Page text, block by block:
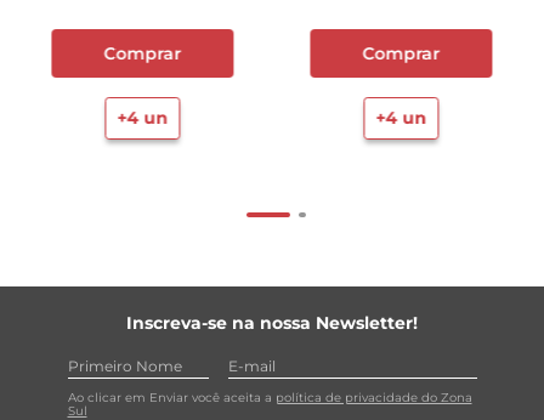
Comprar
+4un
Comprar
+4un
Inscreva-se na nossa Newsletter!
Ao clicar em Enviar você aceita a política de privacidade do Zona
Sul